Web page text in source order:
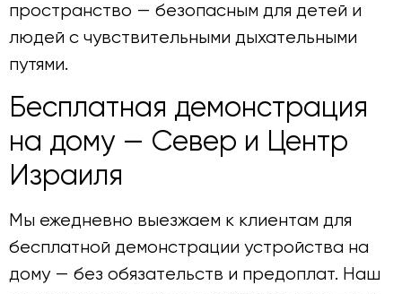
пространство — безопасным для детей и
людей с чувствительными дыхательными
путями.
Бесплатная демонстрация
на дому — Север и Центр
Израиля
Мы ежедневно выезжаем к клиентам для
бесплатной демонстрации устройства на
дому — без обязательств и предоплат. Наш